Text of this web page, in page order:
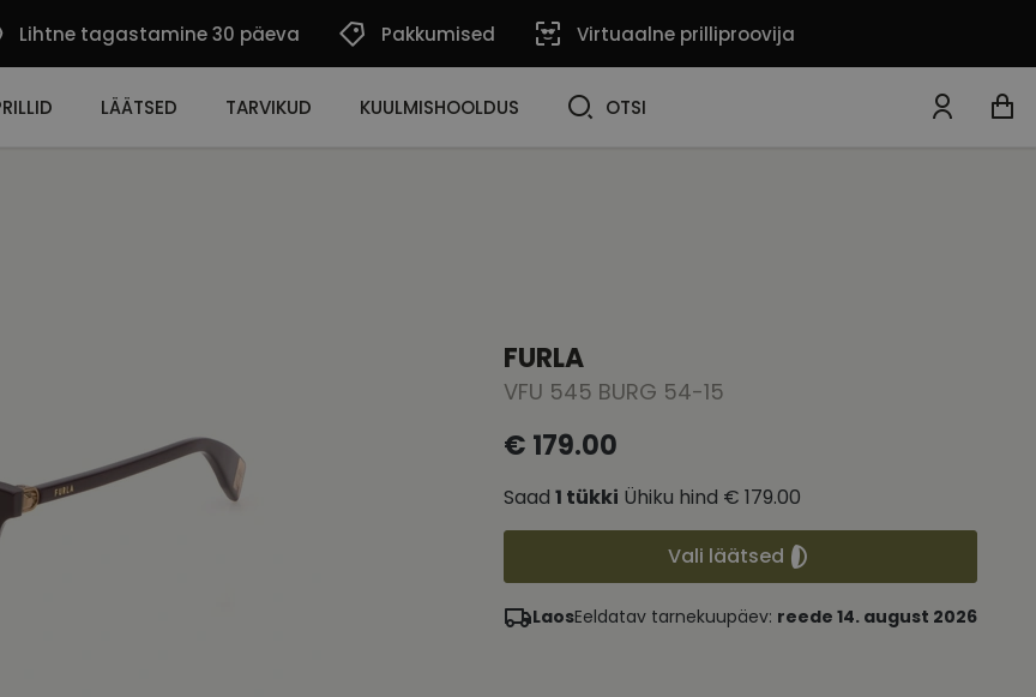
Lihtne tagastamine 30 päeva Pakkumised Virtuaalne prilliproovija
LÄÄTSED TARVIKUD KUULMISHOOLDUS OTSI
FURLA
VFU 545 BURG 54-15
€ 179.00
Saad 1 tükki Ühiku hind € 179.00
Vali läätsed
LaosEeldatav tarnekuupäev: reede 14. august 2026